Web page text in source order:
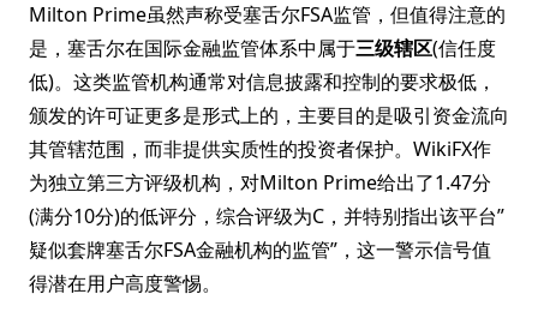
Milton Prime虽然声称受塞舌尔FSA监管，但值得注意的
是，塞舌尔在国际金融监管体系中属于三级辖区(信任度
低)。这类监管机构通常对信息披露和控制的要求极低，
颁发的许可证更多是形式上的，主要目的是吸引资金流向
其管辖范围，而非提供实质性的投资者保护。WikiFX作
为独立第三方评级机构，对Milton Prime给出了1.47分
(满分10分)的低评分，综合评级为C，并特别指出该平台”
疑似套牌塞舌尔FSA金融机构的监管”，这一警示信号值
得潜在用户高度警惕。